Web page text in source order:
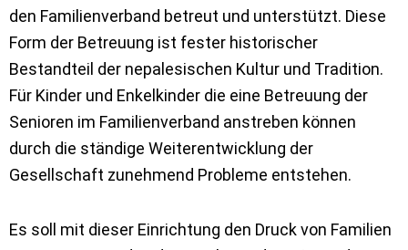
den Familienverband betreut und unterstützt. Diese
Form der Betreuung ist fester historischer
Bestandteil der nepalesischen Kultur und Tradition.
Für Kinder und Enkelkinder die eine Betreuung der
Senioren im Familienverband anstreben können
durch die ständige Weiterentwicklung der
Gesellschaft zunehmend Probleme entstehen.
Es soll mit dieser Einrichtung den Druck von Familien